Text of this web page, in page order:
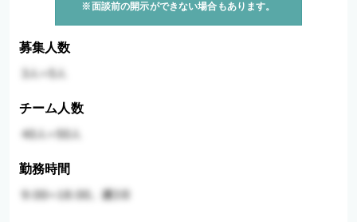
※面談前の開示ができない場合もあります。
募集人数
チーム人数
勤務時間